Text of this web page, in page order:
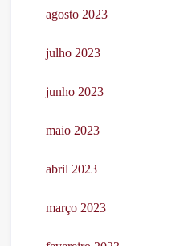
agosto 2023
julho 2023
junho 2023
maio 2023
abril 2023
março 2023